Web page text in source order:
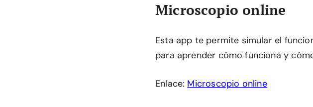
Microscopio online
Esta app te permite simular el
para aprender cómo funciona y
Enlace: Microscopio online